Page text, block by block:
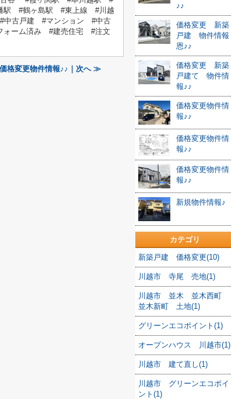
駅 #鶴ヶ島駅 #東上線 #川越
古戸建 #マンション #中古
ーム済み #建売住宅 #注文
価格変更物件情報♪♪｜次へ ≫
♪♪
価格変更 新築
戸建 物件情報
恩♪♪
価格変更 新築
戸建て 物件情
報♪♪
価格変更物件情
報♪♪
価格変更物件情
報♪♪
価格変更物件情
報♪♪
新規物件情報♪
カテゴリ
新築戸建 価格変更(10)
川越市 寺尾 売地(1)
川越市 並木 並木西町
並木新町 土地(1)
グリーンエコポイント(1)
オープンハウス 川越市(1)
川越市 建て直し(1)
川越市 グリーンエコポイ
ント(1)